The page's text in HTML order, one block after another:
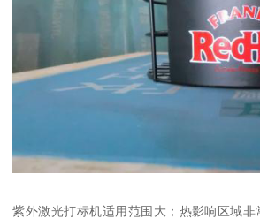
紫外激光打标机适用范围大；热影响区域非